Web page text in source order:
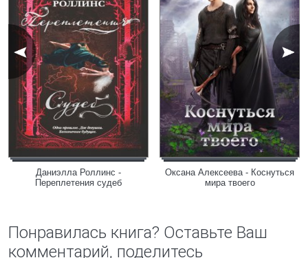
Даниэлла Роллинс -
Переплетения судеб
Оксана Алексеева - Коснуться
мира твоего
Понравилась книга? Оставьте Ваш
комментарий, поделитесь